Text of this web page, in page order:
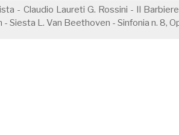
- Claudio Laureti G. Rossini - Il
Siesta L. Van Beethoven - Sinfonia n. 8,